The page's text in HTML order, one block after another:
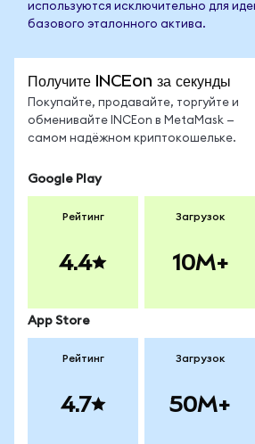
используются исключительно для
базового эталонного актива.
Получите INCEon за секунды
Покупайте, продавайте, торгуйте и
обменивайте INCEon в MetaMask —
самом надёжном криптокошельке.
Google Play
Рейтинг
4.4
Загрузок
10M+
App Store
Рейтинг
4.7
Загрузок
50M+